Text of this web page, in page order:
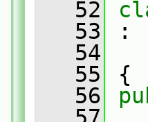
   52
   53
:
   54
   55
{
   56